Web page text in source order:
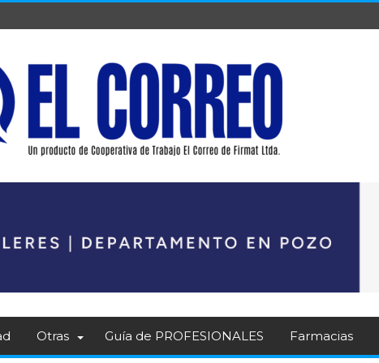
Otras Guía de PROFESIONALES Farmacias